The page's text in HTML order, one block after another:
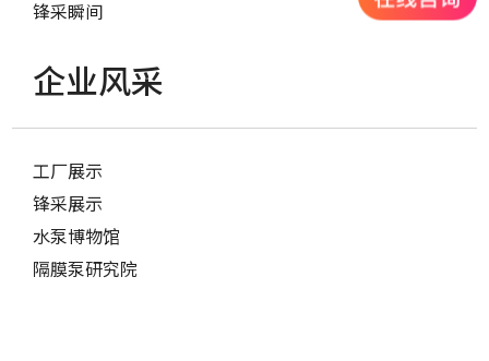
锋采瞬间
企业风采
工厂展示
锋采展示
水泵博物馆
隔膜泵研究院